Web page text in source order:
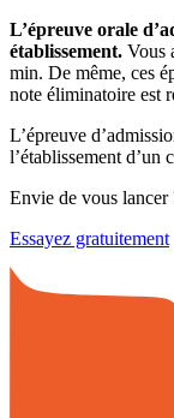
L’épreuve orale
établissement. Vous
min. De même, ces
note éliminatoire est
L’épreuve
l’établissement d’un
Envie de vous lancer
Essayez gratuitement